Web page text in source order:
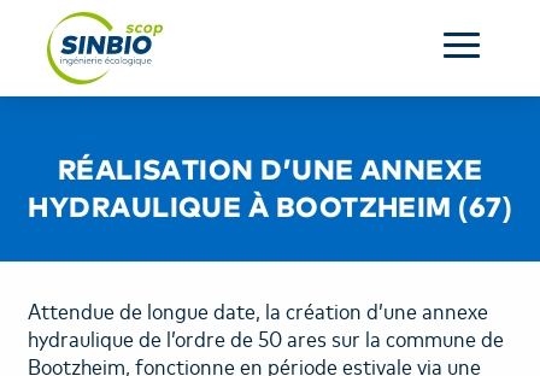
L’ENTREPRISE
SERVICES
RÉALISATIONS
RÉALISATION D’UNE ANNEXE
HYDRAULIQUE À BOOTZHEIM (67)
Attendue de longue date, la création d’une annexe
hydraulique de l’ordre de 50 ares sur la commune de
Bootzheim, fonctionne en période estivale via une